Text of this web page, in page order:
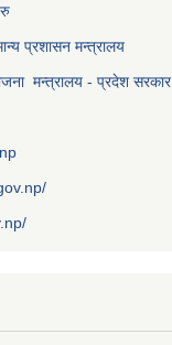
प्रशासन मन्त्रालय
मन्त्रालय - प्रदेश सरकार